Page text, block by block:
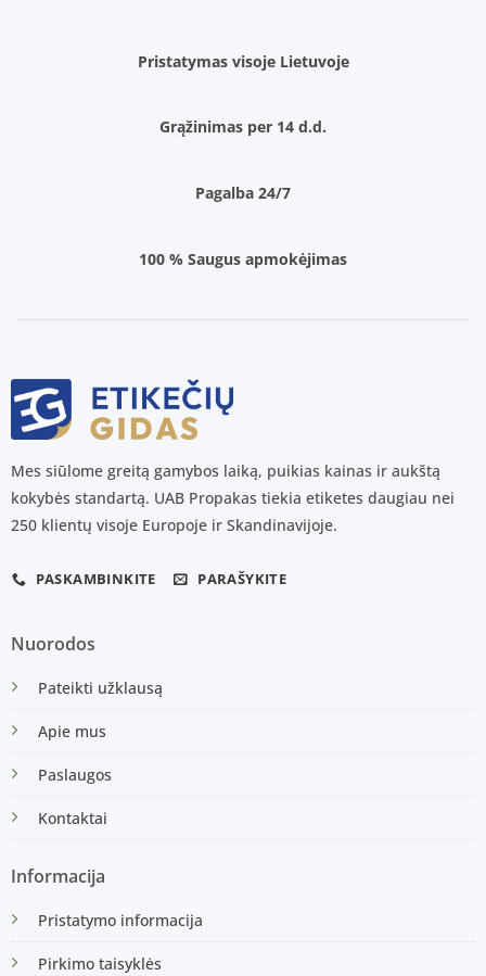
Pristatymas visoje Lietuvoje
Grąžinimas per 14 d.d.
Pagalba 24/7
100 % Saugus apmokėjimas
Mes siūlome greitą gamybos laiką, puikias kainas ir aukštą
kokybės standartą. UAB Propakas tiekia etiketes daugiau nei
250 klientų visoje Europoje ir Skandinavijoje.
PASKAMBINKITE PARAŠYKITE
Nuorodos
Pateikti užklausą
Apie mus
Paslaugos
Kontaktai
Informacija
Pristatymo informacija
Pirkimo taisyklės